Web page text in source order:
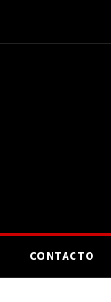
CONTACTO